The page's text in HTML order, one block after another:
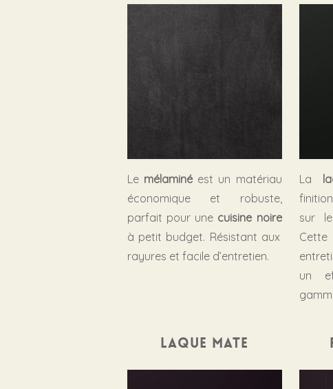
Le mélaminéest un matériau
économique et robuste,
parfait pour une cuisine noire
à petit budget. Résistant aux
rayures et facile d’entretien.
La
sur
un
Laque mate